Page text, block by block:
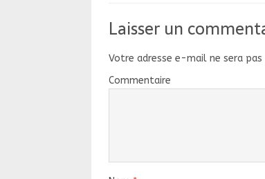
Laisser un
Votre adresse e-mail ne sera pas
Commentaire